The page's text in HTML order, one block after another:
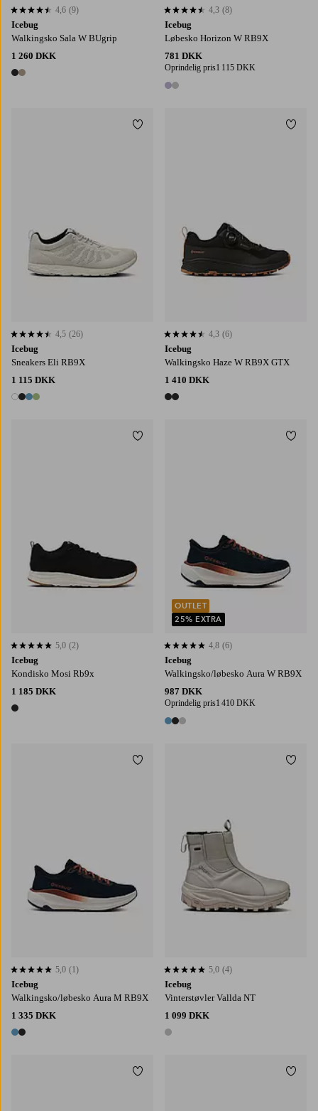
Icebug
Walkingsko Sala W BUgrip
1 260 DKK
2 farver
4,6 baseret på 9 bedømmelser
4,6 (9)
Icebug
Løbesko Horizon W RB9X
781 DKK
Oprindelig pris1 115 DKK
2 farver
4,3 baseret på 8 bedømmelser
4,3 (8)
Icebug
Sneakers Eli RB9X
1 115 DKK
4 farver
4,5 baseret på 26 bedømmelser
4,5 (26)
Tilføj til favoritter
Icebug
Walkingsko Haze W RB9X GTX
1 410 DKK
2 farver
4,3 baseret på 6 bedømmelser
4,3 (6)
Icebug
Kondisko Mosi Rb9x
1 185 DKK
1 farve
5,0 baseret på 2 bedømmelser
5,0 (2)
Tilføj til favoritter
Icebug
Walkingsko/løbesko Aura W RB9X
987 DKK
Oprindelig pris1 410 DKK
3 farver
4,8 baseret på 6 bedømmelser
4,8 (6)
OUTLET
25% EXTRA
Icebug
Walkingsko/løbesko Aura M RB9X
1 335 DKK
2 farver
5,0 baseret på 1 bedømmelser
5,0 (1)
Tilføj til favoritter
Icebug
Vinterstøvler Vallda NT
1 099 DKK
1 farve
5,0 baseret på 4 bedømmelser
5,0 (4)
Tilføj til favoritter